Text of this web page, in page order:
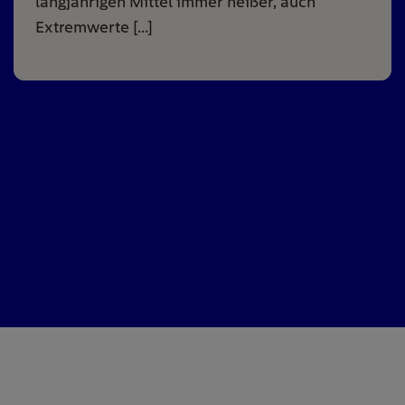
Extremwerte […]